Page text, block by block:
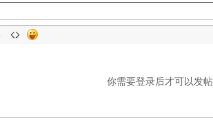
你需要登录后才可以发